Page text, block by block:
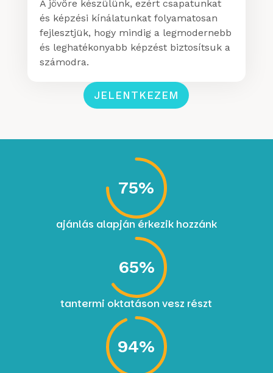
A jövőre készülünk, ezért csapatunkat
és képzési kínálatunkat folyamatosan
fejlesztjük, hogy mindig a legmodernebb
és leghatékonyabb képzést biztosítsuk a
számodra.
JELENTKEZEM
75%
ajánlás alapján érkezik hozzánk
65%
tantermi oktatáson vesz részt
94%